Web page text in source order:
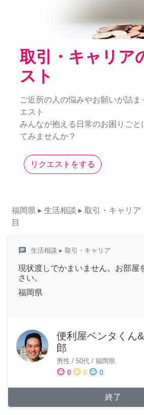
取引・キャリア
スト
ご近所の人の悩みやお願いが詰ま
エスト
みんなが抱える日常のお困りごと
てみませんか？
リクエストをする
福岡県 ▸ 生活相談 ▸ 取引・キャリア
目
chat 生活相談 ▸ 取引・キャリア
現状渡しでかまいません。お部屋
さい。
福岡県
便利屋ベンタくん
郎
男性 / 50代 / 福岡県
sentiment_satisfied 0 sentiment_neutral 0 sentiment_dissatisfied 0
終了